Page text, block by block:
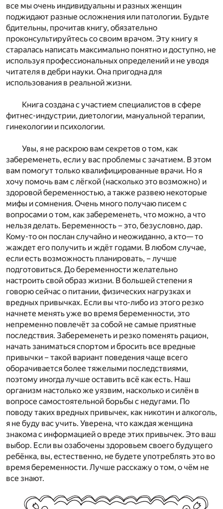
все мы очень индивидуальны и разных женщин
поджидают разные осложнения или патологии. Будьте
бдительны, прочитав книгу, обязательно
проконсультируйтесь со своим врачом. Эту книгу я
старалась написать максимально понятно и доступно, не
используя профессиональных определений и не уводя
читателя в дебри науки. Она пригодна для
использования в реальной жизни.
Книга создана с участием специалистов в сфере
фитнес-индустрии, диетологии, мануальной терапии,
гинекологии и психологии.
Увы, я не раскрою вам секретов о том, как
забеременеть, если у вас проблемы с зачатием. В этом
вам помогут только квалифицированные врачи. Но я
хочу помочь вам с лёгкой (насколько это возможно) и
здоровой беременностью, а также развею некоторые
мифы и сомнения. Очень много получаю писем с
вопросами о том, как забеременеть, что можно, а что
нельзя делать. Беременность – это, безусловно, дар.
Кому-то он послан случайно и неожиданно, а кто— то
жаждет его получить и ждёт годами. В любом случае,
если есть возможность планировать, – лучше
подготовиться. До беременности желательно
настроить свой образ жизни. В большей степени я
говорю сейчас о питании, физических нагрузках и
вредных привычках. Если вы что-либо из этого резко
начнете менять уже во время беременности, это
непременно повлечёт за собой не самые приятные
последствия. Забеременеть и резко поменять рацион,
начать заниматься спортом и бросить все вредные
привычки – такой вариант поведения чаще всего
оборачивается более тяжелыми последствиями,
поэтому иногда лучше оставить всё как есть. Наш
организм настолько же уязвим, насколько и силён в
вопросе самостоятельной борьбы с недугами. По
поводу таких вредных привычек, как никотин и алкоголь,
я не буду вас учить. Уверена, что каждая женщина
знакома с информацией о вреде этих привычек. Это ваш
выбор. Если вы озабочены здоровьем своего будущего
ребёнка, вы, естественно, не будете употреблять это во
время беременности. Лучше расскажу о том, о чём не
все знают.